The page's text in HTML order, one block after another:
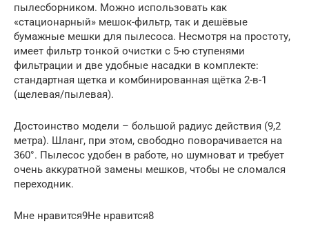
пылесборником. Можно использовать как
«стационарный» мешок-фильтр, так и дешёвые
бумажные мешки для пылесоса. Несмотря на простоту,
имеет фильтр тонкой очистки с 5-ю ступенями
фильтрации и две удобные насадки в комплекте:
стандартная щетка и комбинированная щётка 2-в-1
(щелевая/пылевая).
Достоинство модели – большой радиус действия (9,2
метра). Шланг, при этом, свободно поворачивается на
360°. Пылесос удобен в работе, но шумноват и требует
очень аккуратной замены мешков, чтобы не сломался
переходник.
Мне нравится9Не нравится8